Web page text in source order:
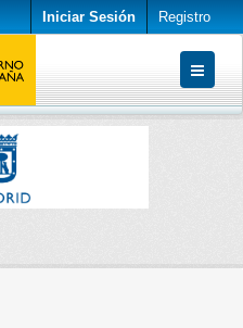
Iniciar Sesión Registro